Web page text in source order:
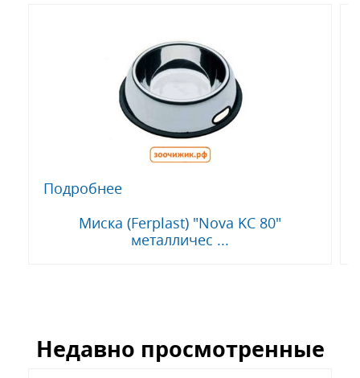
Подробнее
Миска (Ferplast) "Nova KC 80"
металличес ...
Недавно просмотренные